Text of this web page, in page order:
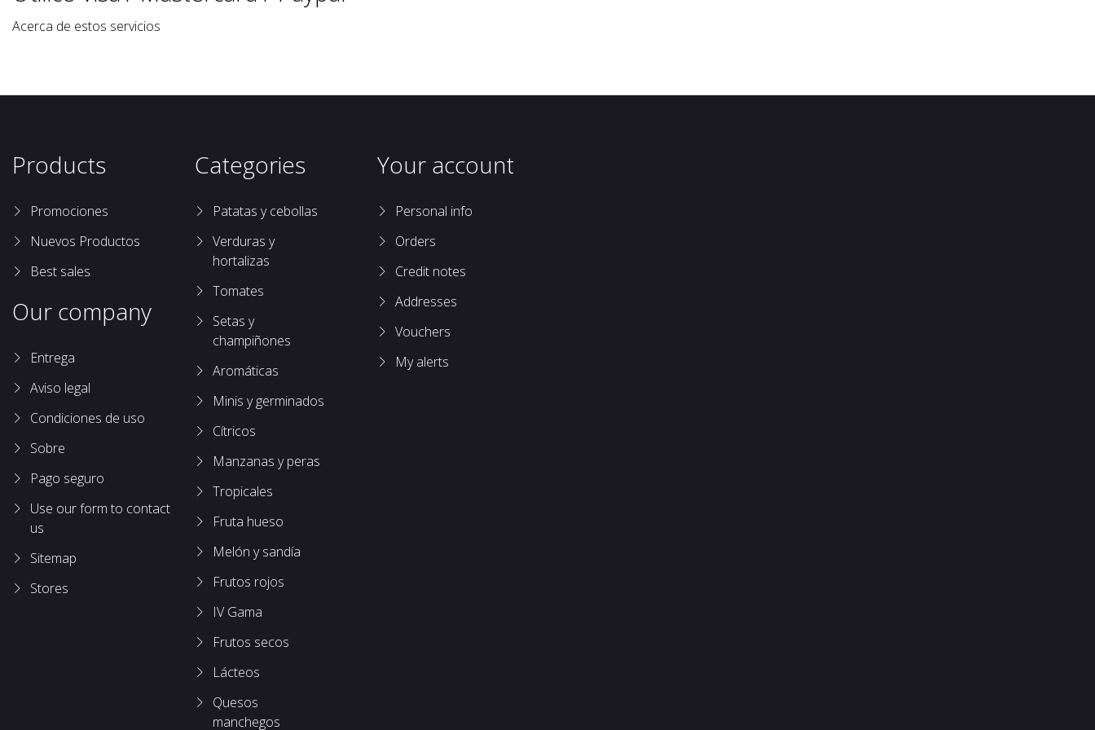
Acerca de estos servicios
Products
Promociones
Nuevos Productos
Best sales
Our company
Entrega
Aviso legal
Condiciones de uso
Sobre
Pago seguro
Use our form to contact
us
Sitemap
Stores
Categories
Patatas y cebollas
Verduras y
hortalizas
Tomates
Setas y
champiñones
Aromáticas
Minis y germinados
Cítricos
Manzanas y peras
Tropicales
Fruta hueso
Melón y sandía
Frutos rojos
IV Gama
Frutos secos
Lácteos
Quesos
manchegos
Your account
Personal info
Orders
Credit notes
Addresses
Vouchers
My alerts